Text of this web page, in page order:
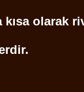
kısa olarak